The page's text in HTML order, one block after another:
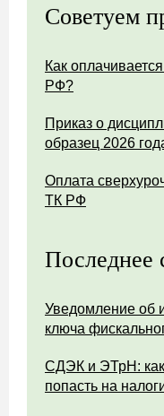
Советуем
Как
РФ?
Приказ о
образец 2026
Оплата
ТК РФ
Последнее
Уведомление об
ключа
СДЭК и ЭТрН: как
попасть на